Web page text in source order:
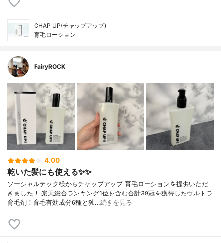
CHAP UP(チャップアップ)
育毛ローション
FairyROCK
4.00
乾いた髪にも使える✨✨
ソーシャルテック様からチャップアップ 育毛ローションを提供いただ
きました！ 楽天総合ランキング1位を含む合計39冠を獲得したウルトラ
育毛剤！育毛有効成分6種と独…続きを見る